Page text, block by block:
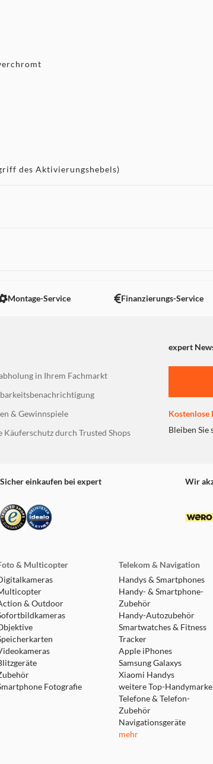
des Aktivierungshebels)
Montage-Service Finanzierungs-Service
expert
in Ihrem Fachmarkt
& Gewinnspiele
Käuferschutz durch Trusted Shops
Kostenlose
Bleiben
Sicher einkaufen bei expert Wir
& Multicopter
& Outdoor
Fotografie
Telekom & Navigation
Handys & Smartphones
Handy- & Smartphone-
Zubehör
Handy-Autozubehör
Smartwatches & Fitness
Tracker
Apple iPhones
Samsung Galaxys
Xiaomi Handys
weitere Top-
Telefone & Telefon-
Zubehör
Navigationsgeräte
mehr